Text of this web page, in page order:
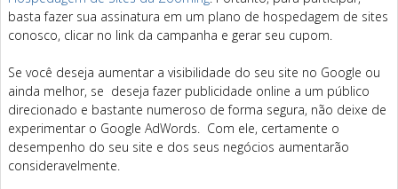
basta fazer sua assinatura em um plano de hospedagem de sites
conosco, clicar no link da campanha e gerar seu cupom.
Se você deseja aumentar a visibilidade do seu site no Google ou
ainda melhor, se deseja fazer publicidade online a um público
direcionado e bastante numeroso de forma segura, não deixe de
experimentar o Google AdWords. Com ele, certamente o
desempenho do seu site e dos seus negócios aumentarão
consideravelmente.